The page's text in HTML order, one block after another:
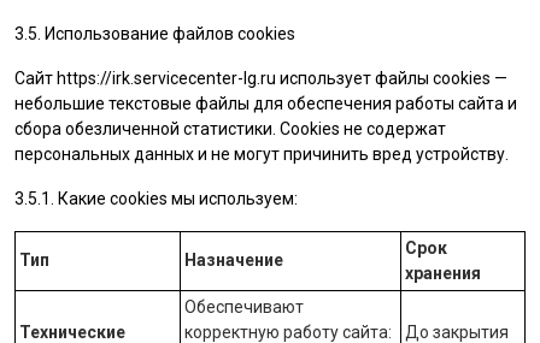
3.5. Использование файлов cookies
Сайт https://irk.servicecenter-lg.ru использует файлы cookies —
небольшие текстовые файлы для обеспечения работы сайта и
сбора обезличенной статистики. Cookies не содержат
персональных данных и не могут причинить вред устройству.
3.5.1. Какие cookies мы используем:
Тип Назначение
Срок
хранения
Технические
Обеспечивают
корректную работу сайта:
До закрытия